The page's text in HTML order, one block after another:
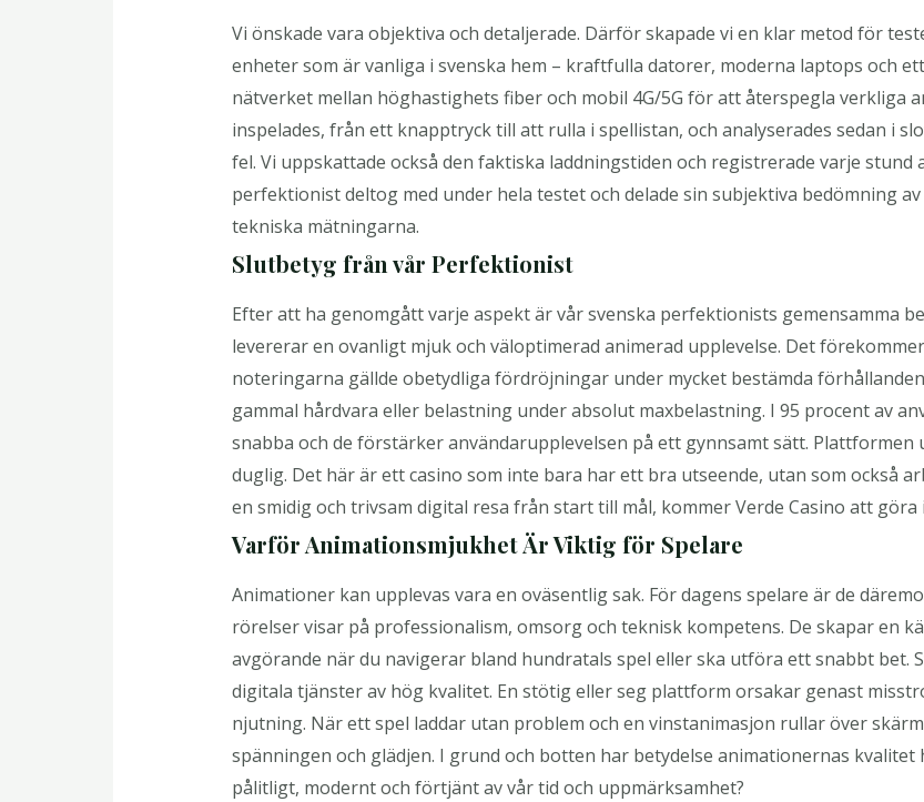
Vi önskade vara objektiva och detaljerade. Därför skapade vi en klar metod för
enheter som är vanliga i svenska hem – kraftfulla datorer, moderna laptops och
nätverket mellan höghastighets fiber och mobil 4G/5G för att återspegla verkliga
inspelades, från ett knapptryck till att rulla i spellistan, och analyserades sedan i
fel. Vi uppskattade också den faktiska laddningstiden och registrerade varje
perfektionist deltog med under hela testet och delade sin subjektiva bedömning
tekniska mätningarna.
Slutbetyg från vår Perfektionist
Efter att ha genomgått varje aspekt är vår svenska perfektionists gemensamma
levererar en ovanligt mjuk och väloptimerad animerad upplevelse. Det
noteringarna gällde obetydliga fördröjningar under mycket bestämda
gammal hårdvara eller belastning under absolut maxbelastning. I 95 procent av
snabba och de förstärker användarupplevelsen på ett gynnsamt sätt. Plattformen
duglig. Det här är ett casino som inte bara har ett bra utseende, utan som också
en smidig och trivsam digital resa från start till mål, kommer Verde Casino att göra
Varför Animationsmjukhet Är Viktig för Spelare
Animationer kan upplevas vara en oväsentlig sak. För dagens spelare är de
rörelser visar på professionalism, omsorg och teknisk kompetens. De skapar en
avgörande när du navigerar bland hundratals spel eller ska utföra ett snabbt bet.
digitala tjänster av hög kvalitet. En stötig eller seg plattform orsakar genast
njutning. När ett spel laddar utan problem och en vinstanimasjon rullar över
spänningen och glädjen. I grund och botten har betydelse animationernas kvalitet
pålitligt, modernt och förtjänt av vår tid och uppmärksamhet?